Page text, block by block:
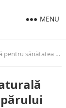
MENU
pielii și părului